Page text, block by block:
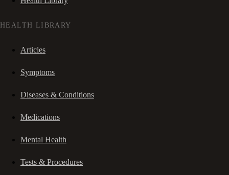
HEALTH LIBRARY
Articles
Symptoms
Diseases & Conditions
Medications
Mental Health
Tests & Procedures